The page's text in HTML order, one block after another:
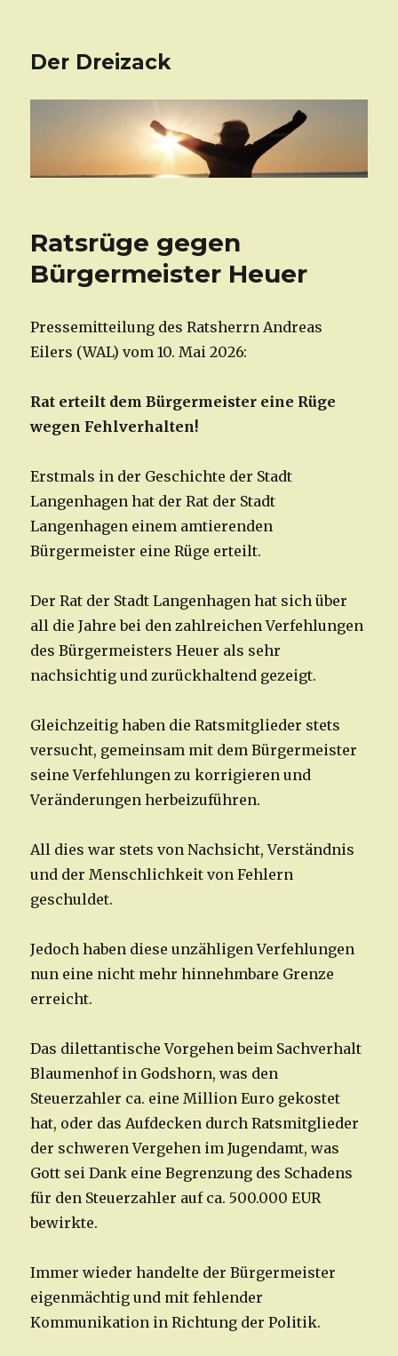
Der Dreizack
Ratsrüge gegen
Bürgermeister Heuer
Pressemitteilung des Ratsherrn Andreas
Eilers (WAL) vom 10. Mai 2026:
Rat erteilt dem Bürgermeister eine Rüge
wegen Fehlverhalten!
Erstmals in der Geschichte der Stadt
Langenhagen hat der Rat der Stadt
Langenhagen einem amtierenden
Bürgermeister eine Rüge erteilt.
Der Rat der Stadt Langenhagen hat sich über
all die Jahre bei den zahlreichen Verfehlungen
des Bürgermeisters Heuer als sehr
nachsichtig und zurückhaltend gezeigt.
Gleichzeitig haben die Ratsmitglieder stets
versucht, gemeinsam mit dem Bürgermeister
seine Verfehlungen zu korrigieren und
Veränderungen herbeizuführen.
All dies war stets von Nachsicht, Verständnis
und der Menschlichkeit von Fehlern
geschuldet.
Jedoch haben diese unzähligen Verfehlungen
nun eine nicht mehr hinnehmbare Grenze
erreicht.
Das dilettantische Vorgehen beim Sachverhalt
Blaumenhof in Godshorn, was den
Steuerzahler ca. eine Million Euro gekostet
hat, oder das Aufdecken durch Ratsmitglieder
der schweren Vergehen im Jugendamt, was
Gott sei Dank eine Begrenzung des Schadens
für den Steuerzahler auf ca. 500.000 EUR
bewirkte.
Immer wieder handelte der Bürgermeister
eigenmächtig und mit fehlender
Kommunikation in Richtung der Politik.